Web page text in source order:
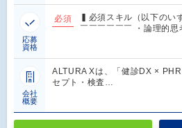
応募
資格
必須
▍必須スキル（以下のい
￣￣￣￣￣￣ ・論理的思
会社
概要
ALTURA Xは、「健診DX ×
セプト・検査…